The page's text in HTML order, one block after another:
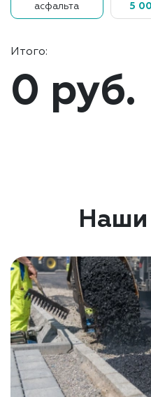
асфальта
5
Итого:
0 руб.
Наши